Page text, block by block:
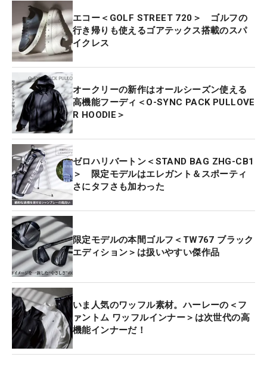
エコー＜GOLF STREET 720＞ ゴルフの
行き帰りも使えるゴアテックス搭載のスパ
イクレス
オークリーの新作はオールシーズン使える
高機能フーディ＜O-SYNC PACK PULLOVE
R HOODIE＞
ゼロハリバートン＜STAND BAG ZHG-CB1
＞ 限定モデルはエレガント＆スポーティ
さにタフさも加わった
限定モデルの本間ゴルフ＜TW767 ブラック
エディション＞は扱いやすい傑作品
いま人気のワッフル素材。ハーレーの＜フ
ァントム ワッフルインナー＞は次世代の高
機能インナーだ！